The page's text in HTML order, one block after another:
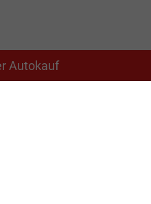
Autokauf